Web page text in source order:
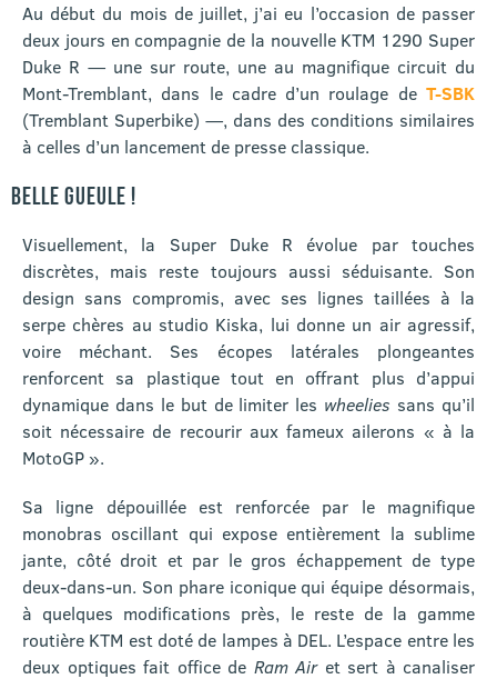
Au début du mois de juillet, j’ai eu l’occasion de passer
deux jours en compagnie de la nouvelle KTM 1290 Super
Duke R — une sur route, une au magnifique circuit du
Mont-Tremblant, dans le cadre d’un roulage de T-SBK
(Tremblant Superbike) —, dans des conditions similaires
à celles d’un lancement de presse classique.
BELLE GUEULE !
Visuellement, la Super Duke R évolue par touches
discrètes, mais reste toujours aussi séduisante. Son
design sans compromis, avec ses lignes taillées à la
serpe chères au studio Kiska, lui donne un air agressif,
voire méchant. Ses écopes latérales plongeantes
renforcent sa plastique tout en offrant plus d’appui
dynamique dans le but de limiter les wheelies sans qu’il
soit nécessaire de recourir aux fameux ailerons « à la
MotoGP ».
Sa ligne dépouillée est renforcée par le magnifique
monobras oscillant qui expose entièrement la sublime
jante, côté droit et par le gros échappement de type
deux-dans-un. Son phare iconique qui équipe désormais,
à quelques modifications près, le reste de la gamme
routière KTM est doté de lampes à DEL. L’espace entre les
deux optiques fait office de Ram Airet sert à canaliser